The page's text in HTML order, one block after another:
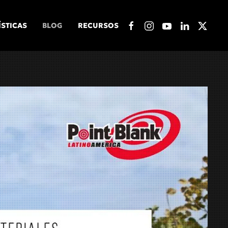
BLOG RECURSOS